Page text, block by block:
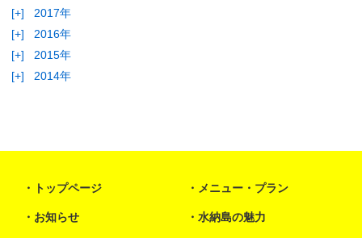
[+]
2017年
[+]
2016年
[+]
2015年
[+]
2014年
トップページ メニュー・プラン
お知らせ 水納島の魅力